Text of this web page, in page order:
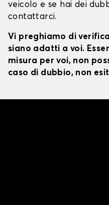
veicolo e se hai dei
contattarci.
Vi preghiamo di
siano adatti a voi.
misura per voi, non
caso di dubbio, non